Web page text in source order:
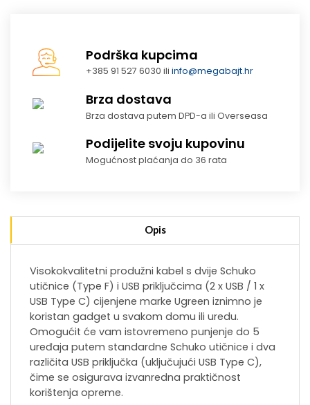
Podrška kupcima
+385 91 527 6030 iliinfo@megabajt.hr
Brza dostava
Brza dostava putem DPD-a ili Overseasa
Podijelite svoju kupovinu
Mogućnost plaćanja do 36 rata
Opis
Visokokvalitetni produžni kabel s dvije Schuko
utičnice (Type F) i USB priključcima (2 x USB / 1 x
USB Type C) cijenjene marke Ugreen iznimno je
koristan gadget u svakom domu ili uredu.
Omogućit će vam istovremeno punjenje do 5
uređaja putem standardne Schuko utičnice i dva
različita USB priključka (uključujući USB Type C),
čime se osigurava izvanredna praktičnost
korištenja opreme.